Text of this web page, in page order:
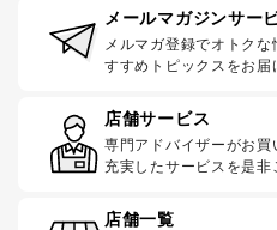
メールマガジンサー
メルマガ登録でオトク
すすめトピックスをお届
店舗サービス
専門アドバイザーがお買
充実したサービスを是非
店舗一覧